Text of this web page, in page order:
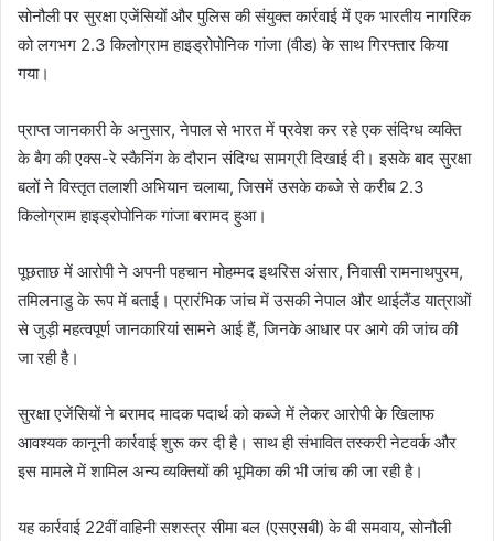
सोनौली पर सुरक्षा एजेंसियों और पुलिस की संयुक्त कार्रवाई में एक भारतीय नागरिक
को लगभग 2.3 किलोग्राम हाइड्रोपोनिक गांजा (वीड) के साथ गिरफ्तार किया
गया।
प्राप्त जानकारी के अनुसार, नेपाल से भारत में प्रवेश कर रहे एक संदिग्ध व्यक्ति
के बैग की एक्स-रे स्कैनिंग के दौरान संदिग्ध सामग्री दिखाई दी। इसके बाद सुरक्षा
बलों ने विस्तृत तलाशी अभियान चलाया, जिसमें उसके कब्जे से करीब 2.3
किलोग्राम हाइड्रोपोनिक गांजा बरामद हुआ।
पूछताछ में आरोपी ने अपनी पहचान मोहम्मद इथरिस अंसार, निवासी रामनाथपुरम,
तमिलनाडु के रूप में बताई। प्रारंभिक जांच में उसकी नेपाल और थाईलैंड यात्राओं
से जुड़ी महत्वपूर्ण जानकारियां सामने आई हैं, जिनके आधार पर आगे की जांच की
जा रही है।
सुरक्षा एजेंसियों ने बरामद मादक पदार्थ को कब्जे में लेकर आरोपी के खिलाफ
आवश्यक कानूनी कार्रवाई शुरू कर दी है। साथ ही संभावित तस्करी नेटवर्क और
इस मामले में शामिल अन्य व्यक्तियों की भूमिका की भी जांच की जा रही है।
यह कार्रवाई 22वीं वाहिनी सशस्त्र सीमा बल (एसएसबी) के बी समवाय, सोनौली